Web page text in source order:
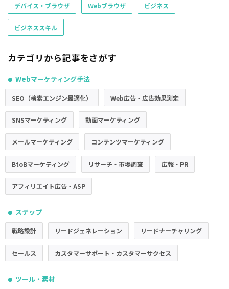
デバイス・ブラウザ Webブラウザ ビジネス
ビジネススキル
カテゴリから記事をさがす
● Webマーケティング手法
SEO（検索エンジン最適化） Web広告・広告効果測定
SNSマーケティング 動画マーケティング
メールマーケティング コンテンツマーケティング
BtoBマーケティング リサーチ・市場調査 広報・PR
アフィリエイト広告・ASP
● ステップ
戦略設計 リードジェネレーション リードナーチャリング
セールス カスタマーサポート・カスタマーサクセス
● ツール・素材